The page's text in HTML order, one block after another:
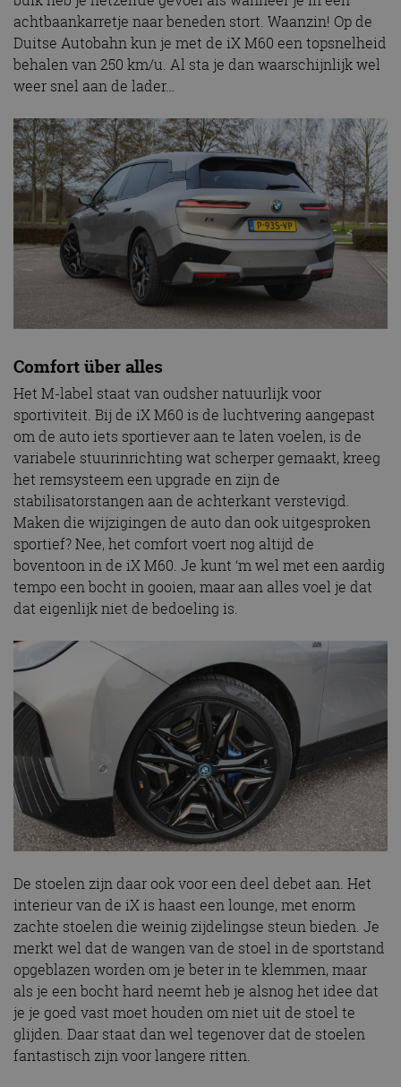
achtbaankarretje naar beneden stort. Waanzin! Op de
Duitse Autobahn kun je met de iX M60 een topsnelheid
behalen van 250 km/u. Al sta je dan waarschijnlijk wel
weer snel aan de lader…
Comfort über alles
Het M-label staat van oudsher natuurlijk voor
sportiviteit. Bij de iX M60 is de luchtvering aangepast
om de auto iets sportiever aan te laten voelen, is de
variabele stuurinrichting wat scherper gemaakt, kreeg
het remsysteem een upgrade en zijn de
stabilisatorstangen aan de achterkant verstevigd.
Maken die wijzigingen de auto dan ook uitgesproken
sportief? Nee, het comfort voert nog altijd de
boventoon in de iX M60. Je kunt ‘m wel met een aardig
tempo een bocht in gooien, maar aan alles voel je dat
dat eigenlijk niet de bedoeling is.
De stoelen zijn daar ook voor een deel debet aan. Het
interieur van de iX is haast een lounge, met enorm
zachte stoelen die weinig zijdelingse steun bieden. Je
merkt wel dat de wangen van de stoel in de sportstand
opgeblazen worden om je beter in te klemmen, maar
als je een bocht hard neemt heb je alsnog het idee dat
je je goed vast moet houden om niet uit de stoel te
glijden. Daar staat dan wel tegenover dat de stoelen
fantastisch zijn voor langere ritten.